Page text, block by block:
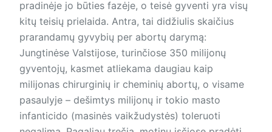
pradinėje jo būties fazėje, o teisė gyventi yra visų
kitų teisių prielaida. Antra, tai didžiulis skaičius
prarandamų gyvybių per abortų darymą:
Jungtinėse Valstijose, turinčiose 350 milijonų
gyventojų, kasmet atliekama daugiau kaip
milijonas chirurginių ir cheminių abortų, o visame
pasaulyje – dešimtys milijonų ir tokio masto
infanticido (masinės vaikžudystės) toleruoti